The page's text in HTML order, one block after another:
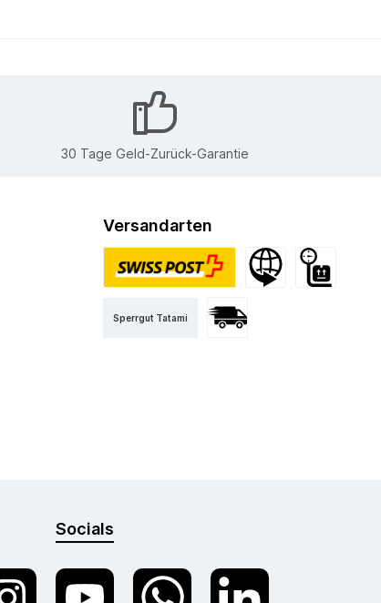
30 Tage Geld-Zurück-Garantie
Versandarten
Sperrgut Tatami
Socials